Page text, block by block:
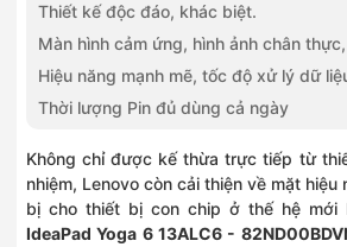
Thiết kế độc đáo, khác biệt.
Màn hình cảm ứng, hình ảnh chân
Hiệu năng mạnh mẽ, tốc độ xử lý dữ
Thời lượng Pin đủ dùng cả ngày
Không chỉ được kế thừa trực tiếp từ
nhiệm, Lenovo còn cải thiện về mặt hiệu
bị cho thiết bị con chip ở thế hệ mới
IdeaPad Yoga 6 13ALC6 -